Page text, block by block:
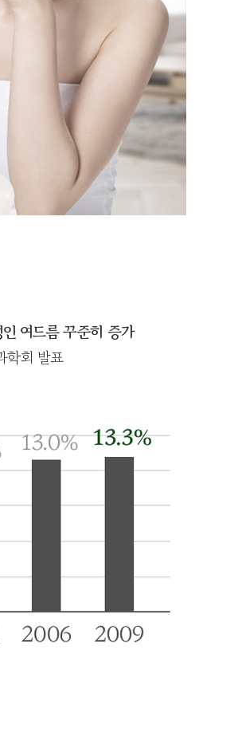
여드름 꾸준히 증가
학회 발표